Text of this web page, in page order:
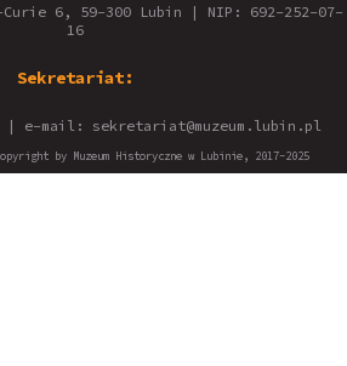
6, 59-300 Lubin | NIP: 692-252-07-
16
Sekretariat:
mail: sekretariat@muzeum.lubin.pl
by Muzeum Historyczne w Lubinie, 2017-2025